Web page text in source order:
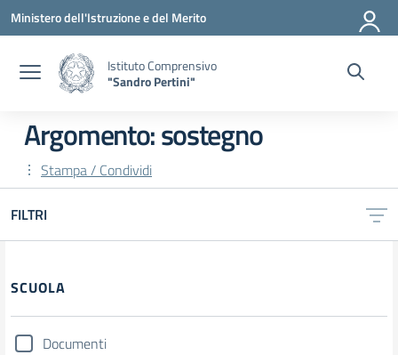
Vai ai contenuti
Vai al menu di navigazione
Vai al footer
Ministero dell'Istruzione e del Merito
Istituto Comprensivo
"Sandro Pertini"
Argomento: sostegno
Stampa / Condividi
FILTRI
SCUOLA
Documenti